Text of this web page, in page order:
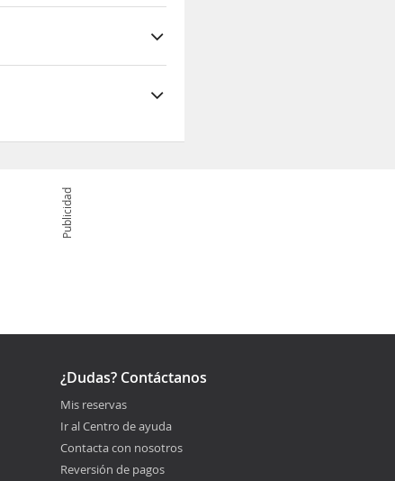
Publicidad
¿Dudas? Contáctanos
Mis reservas
Ir al Centro de ayuda
Contacta con nosotros
Reversión de pagos